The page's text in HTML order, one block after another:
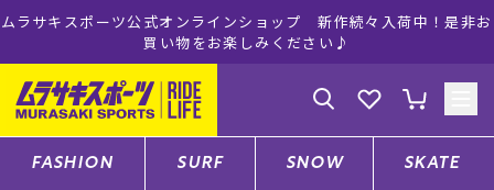
ムラサキスポーツ公式オンラインショップ 新作続々入荷中！是非お
買い物をお楽しみください♪
ゲスト様
ログイン 会員登録
FASHION SURF SNOW SKATE